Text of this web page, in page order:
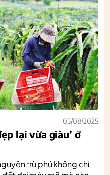
05/08/2025
lại vừa giàu’ ở
trù phú không chỉ